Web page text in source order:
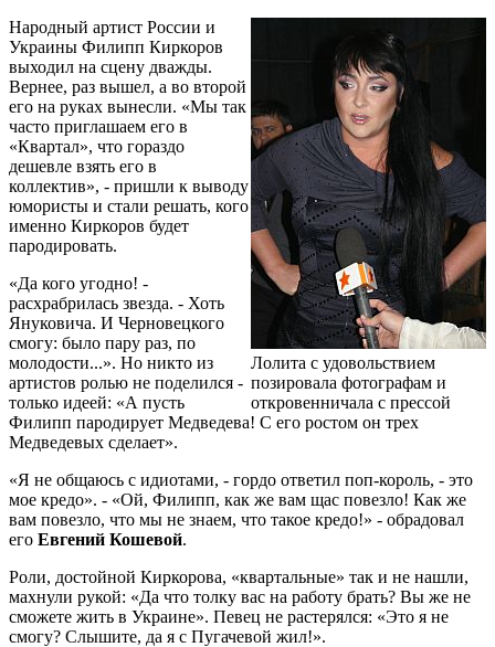
Лолита с удовольствием
позировала фотографам и
откровенничала с прессой
Народный артист России и
Украины Филипп Киркоров
выходил на сцену дважды.
Вернее, раз вышел, а во второй
его на руках вынесли. «Мы так
часто приглашаем его в
«Квартал», что гораздо
дешевле взять его в
коллектив», - пришли к выводу
юмористы и стали решать, кого
именно Киркоров будет
пародировать.
«Да кого угодно! -
расхрабрилась звезда. - Хоть
Януковича. И Черновецкого
смогу: было пару раз, по
молодости...». Но никто из
артистов ролью не поделился -
только идеей: «А пусть
Филипп пародирует Медведева! С его ростом он трех
Медведевых сделает».
«Я не общаюсь с идиотами, - гордо ответил поп-король, - это
мое кредо». - «Ой, Филипп, как же вам щас повезло! Как же
вам повезло, что мы не знаем, что такое кредо!» - обрадовал
его Евгений Кошевой.
Роли, достойной Киркорова, «квартальные» так и не нашли,
махнули рукой: «Да что толку вас на работу брать? Вы же не
сможете жить в Украине». Певец не растерялся: «Это я не
смогу? Слышите, да я с Пугачевой жил!».